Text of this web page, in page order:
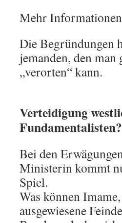
Mehr
Die Begründungen
jemanden, den
„verorten“ kann.
Verteidigung
Fundamentalisten?
Bei den
Ministerin kommt
Spiel.
Was können
ausgewiesene